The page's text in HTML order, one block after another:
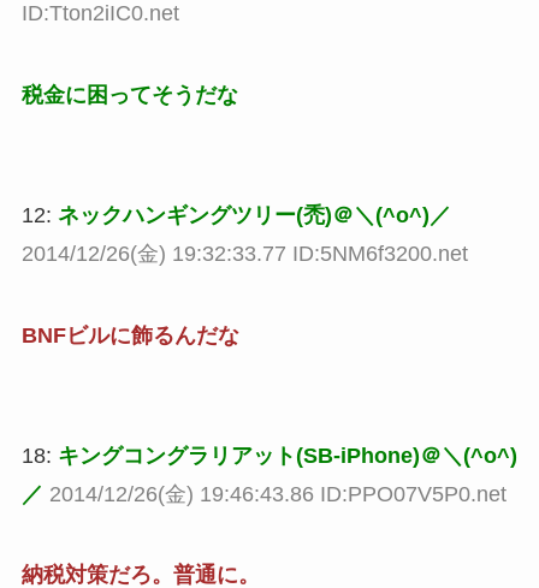
ID:Tton2iIC0.net
税金に困ってそうだな
12: ネックハンギングツリー(禿)＠＼(^o^)／
2014/12/26(金) 19:32:33.77 ID:5NM6f3200.net
BNFビルに飾るんだな
18: キングコングラリアット(SB-iPhone)＠＼(^o^)
／ 2014/12/26(金) 19:46:43.86 ID:PPO07V5P0.net
納税対策だろ。普通に。